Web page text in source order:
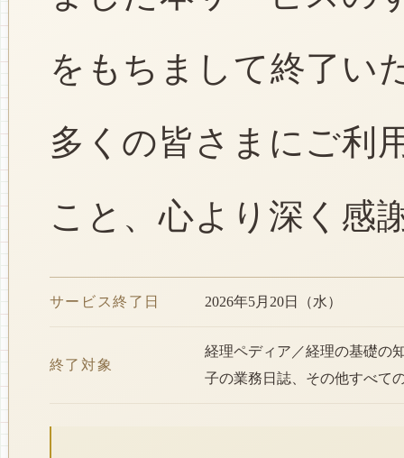
をもちまして終了い
多くの皆さまにご利
こと、心より深く感
サービス終了日 2026年5月20日（水）
終了対象
経理ペディア／経理の基礎の
子の業務日誌、その他すべて